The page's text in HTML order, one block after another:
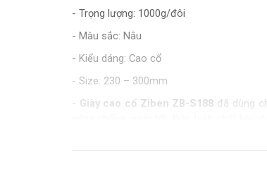
- Trọng lượng: 1000g/đôi
- Màu sắc: Nâu
- Kiểu dáng: Cao cổ
- Size: 230 – 300mm
- Giày cao cổ Ziben ZB-S188 đã dùng
năng chống nước tốt. Đặc biệt, chất liệu